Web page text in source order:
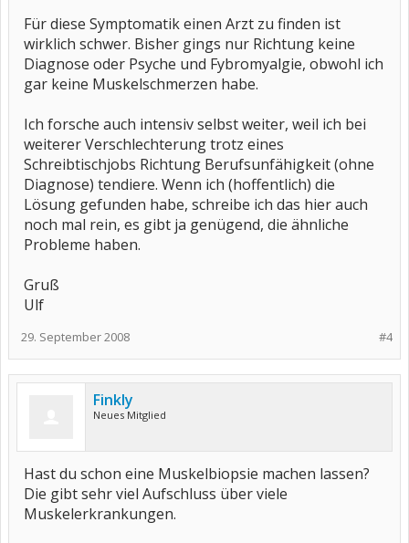
Für diese Symptomatik einen Arzt zu finden ist
wirklich schwer. Bisher gings nur Richtung keine
Diagnose oder Psyche und Fybromyalgie, obwohl ich
gar keine Muskelschmerzen habe.
Ich forsche auch intensiv selbst weiter, weil ich bei
weiterer Verschlechterung trotz eines
Schreibtischjobs Richtung Berufsunfähigkeit (ohne
Diagnose) tendiere. Wenn ich (hoffentlich) die
Lösung gefunden habe, schreibe ich das hier auch
noch mal rein, es gibt ja genügend, die ähnliche
Probleme haben.
Gruß
Ulf
#4
29. September 2008
Finkly
Neues Mitglied
Hast du schon eine Muskelbiopsie machen lassen?
Die gibt sehr viel Aufschluss über viele
Muskelerkrankungen.